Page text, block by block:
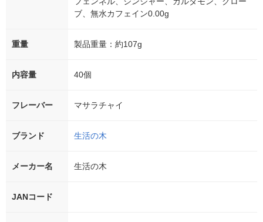
ブ、無水カフェイン0.00g
重量 製品重量：約107g
内容量 40個
フレーバー マサラチャイ
ブランド 生活の木
メーカー名 生活の木
JANコード